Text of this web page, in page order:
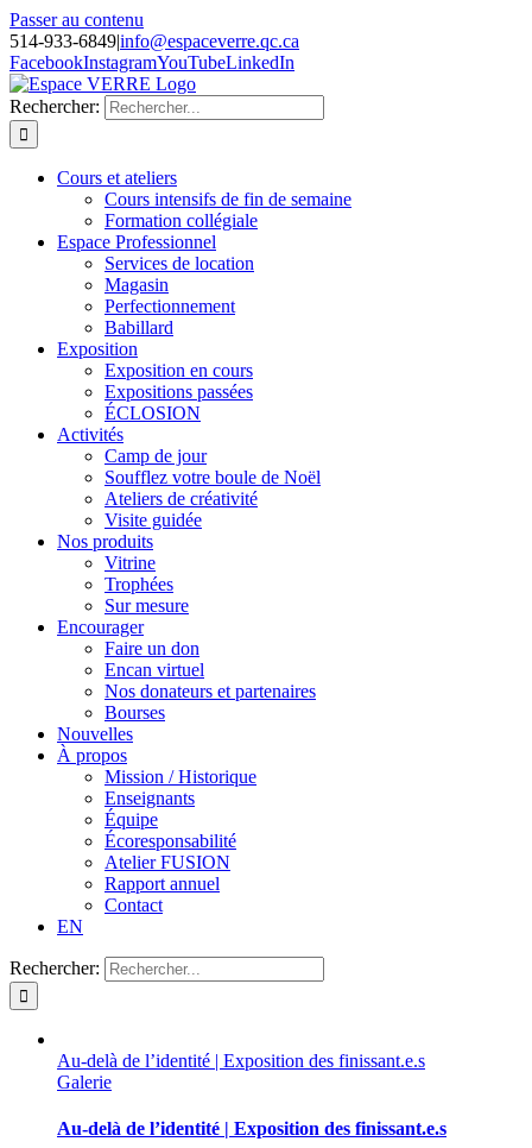
Passer au contenu
514-933-6849|info@espaceverre.qc.ca
FacebookInstagramYouTubeLinkedIn
Rechercher:
Cours et ateliers
Cours intensifs de fin de semaine
Formation collégiale
Espace Professionnel
Services de location
Magasin
Perfectionnement
Babillard
Exposition
Exposition en cours
Expositions passées
ÉCLOSION
Activités
Camp de jour
Soufflez votre boule de Noël
Ateliers de créativité
Visite guidée
Nos produits
Vitrine
Trophées
Sur mesure
Encourager
Faire un don
Encan virtuel
Nos donateurs et partenaires
Bourses
Nouvelles
À propos
Mission / Historique
Enseignants
Équipe
Écoresponsabilité
Atelier FUSION
Rapport annuel
Contact
EN
Rechercher:
Au-delà de l’identité | Exposition des finissant.e.s
Galerie
Au-delà de l’identité | Exposition des finissant.e.s